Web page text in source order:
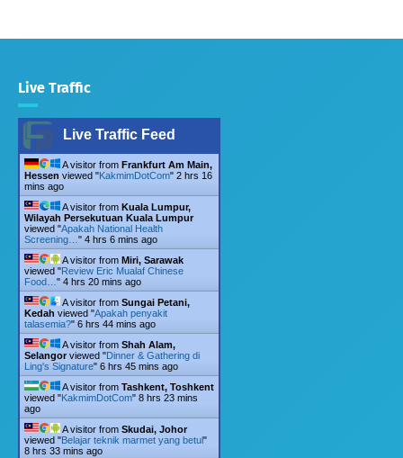
Live Traffic
Live Traffic Feed
A visitor from Frankfurt Am Main,
Hessen viewed "KakmimDotCom" 2 hrs 16
mins ago
A visitor from Kuala Lumpur,
Wilayah Persekutuan Kuala Lumpur
viewed "Apakah National Health
Screening…" 4 hrs 6 mins ago
A visitor from Miri, Sarawak
viewed "Review Eric Mualaf Chinese
Food…" 4 hrs 20 mins ago
A visitor from Sungai Petani,
Kedah viewed "Apakah penyakit
talasemia?" 6 hrs 44 mins ago
A visitor from Shah Alam,
Selangorviewed "Dinner & Gathering di
Ling's Signature" 6 hrs 45 mins ago
A visitor from Tashkent, Toshkent
viewed "KakmimDotCom" 8 hrs 23 mins
ago
A visitor from Skudai, Johor
viewed "Belajar teknik marmet yang betul"
8 hrs 33 mins ago